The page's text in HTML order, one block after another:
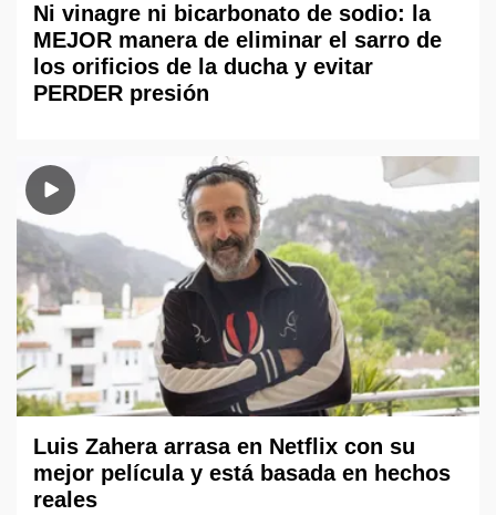
Ni vinagre ni bicarbonato de sodio: la
MEJOR manera de eliminar el sarro de
los orificios de la ducha y evitar
PERDER presión
Luis Zahera arrasa en Netflix con su
mejor película y está basada en hechos
reales